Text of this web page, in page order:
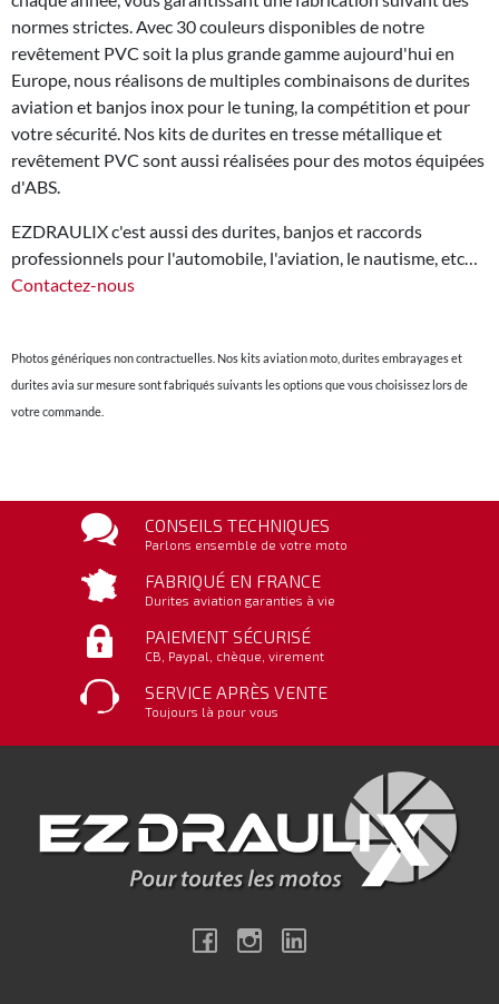
normes strictes. Avec 30 couleurs disponibles de notre
revêtement PVC soit la plus grande gamme aujourd'hui en
Europe, nous réalisons de multiples combinaisons de durites
aviation et banjos inox pour le tuning, la compétition et pour
votre sécurité. Nos kits de durites en tresse métallique et
revêtement PVC sont aussi réalisées pour des motos équipées
d'ABS.
EZDRAULIX c'est aussi des durites, banjos et raccords
professionnels pour l'automobile, l'aviation, le nautisme, etc…
Contactez-nous
Photos génériques non contractuelles. Nos kits aviation moto, durites embrayages et
durites avia sur mesure sont fabriqués suivants les options que vous choisissez lors de
votre commande.
CONSEILS TECHNIQUES
Parlons ensemble de votre moto
FABRIQUÉ EN FRANCE
Durites aviation garanties à vie
PAIEMENT SÉCURISÉ
CB, Paypal, chèque, virement
SERVICE APRÈS VENTE
Toujours là pour vous
FacebookInstagram